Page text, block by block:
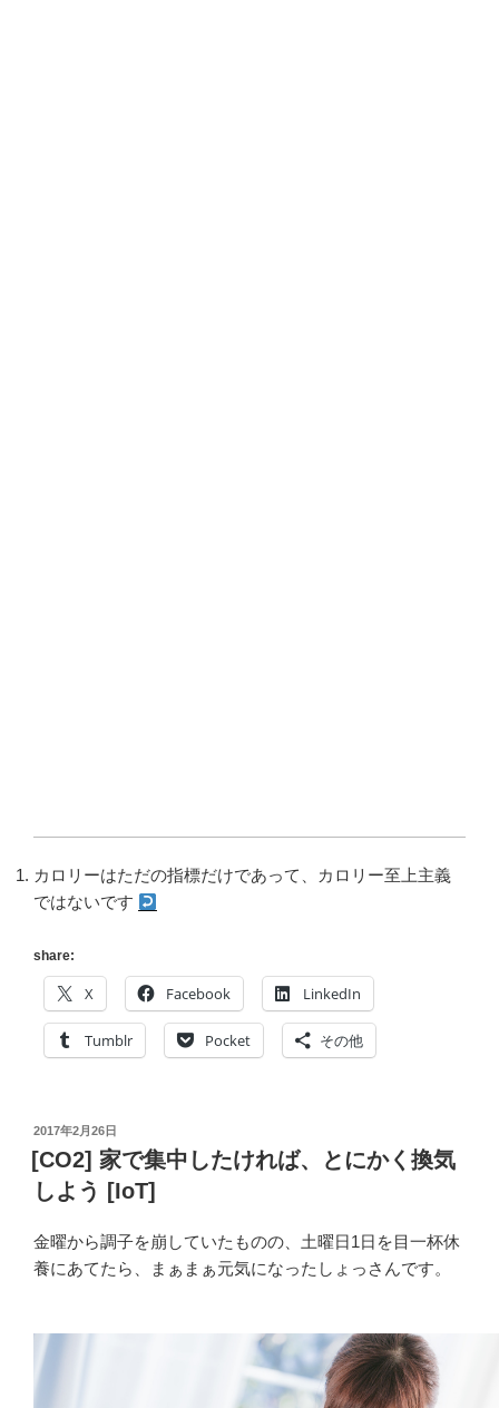
カロリーはただの指標だけであって、カロリー至上主義
ではないです
share:
X Facebook LinkedIn
Tumblr Pocket その他
投
稿
日:
2017年2月26日
[CO2] 家で集中したければ、とにかく換気
しよう [IoT]
金曜から調子を崩していたものの、土曜日1日を目一杯休
養にあてたら、まぁまぁ元気になったしょっさんです。